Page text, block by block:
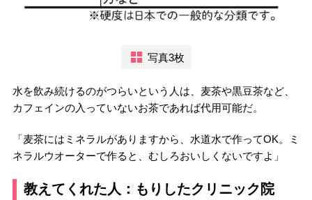
写真3枚
水を飲み続けるのがつらいという人は、麦茶や黒豆茶など、
カフェインの入っていないお茶であれば代用可能だ。
「麦茶にはミネラルがありますから、水道水で作ってOK。ミ
ネラルウオーターで作ると、むしろおいしくないですよ」
教えてくれた人：もりしたクリニック院